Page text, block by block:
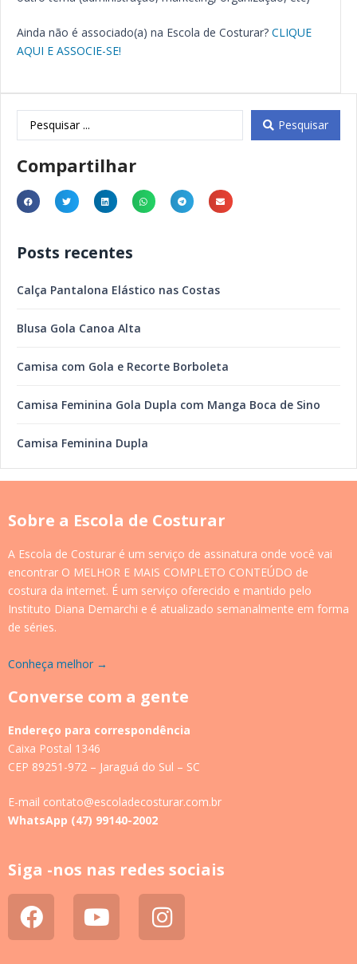
Ainda não é associado(a) na Escola de Costurar? CLIQUE
AQUI E ASSOCIE-SE!
Pesquisar
Compartilhar
Posts recentes
Calça Pantalona Elástico nas Costas
Blusa Gola Canoa Alta
Camisa com Gola e Recorte Borboleta
Camisa Feminina Gola Dupla com Manga Boca de Sino
Camisa Feminina Dupla
Sobre a Escola de Costurar
A Escola de Costurar é um serviço de assinatura onde você vai
encontrar O MELHOR E MAIS COMPLETO CONTEÚDO de
costura da internet. É um serviço oferecido e mantido pelo
Instituto Diana Demarchi e é atualizado semanalmente em forma
de séries.
Conheça melhor →
Converse com a gente
Endereço para correspondência
Caixa Postal 1346
CEP 89251-972 – Jaraguá do Sul – SC
E-mail contato@escoladecosturar.com.br
WhatsApp (47) 99140-2002
Siga -nos nas redes sociais